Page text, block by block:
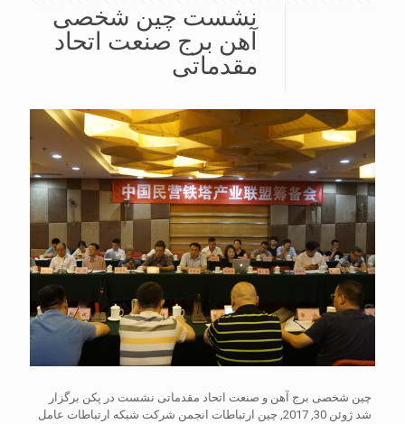
نشست چین شخصی
آهن برج صنعت اتحاد
مقدماتی
چین شخصی برج آهن و صنعت اتحاد مقدماتی نشست در پکن برگزار
شد ژوئن 30, 2017, چین ارتباطات انجمن شرکت شبکه ارتباطات عامل